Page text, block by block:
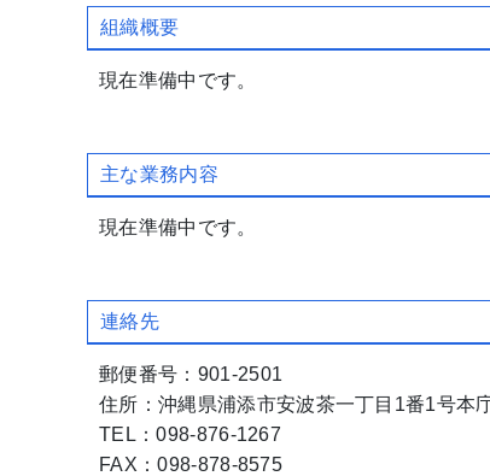
組織概要
現在準備中です。
主な業務内容
現在準備中です。
連絡先
郵便番号：901-2501
住所：沖縄県浦添市安波茶一丁目1番1号本
TEL：098-876-1267
FAX：098-878-8575